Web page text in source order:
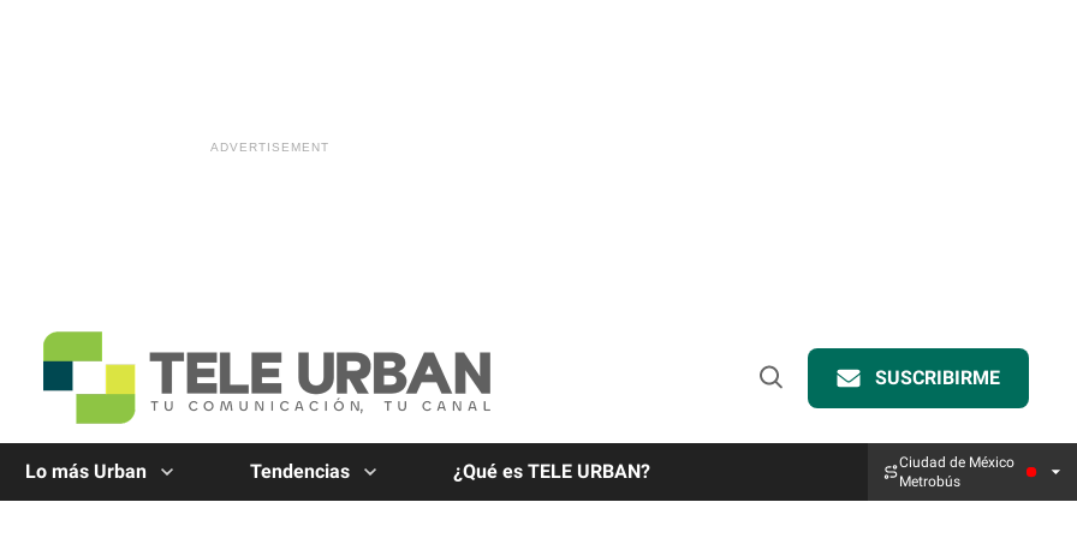
Open
SUSCRIBIRME
Lo más Urban Tendencias ¿Qué es TELE URBAN?
Ciudad de México
Metrobús